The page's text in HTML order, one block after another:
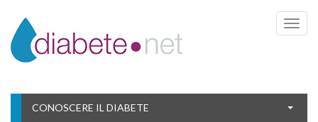
Toggle
CONOSCERE IL DIABETE